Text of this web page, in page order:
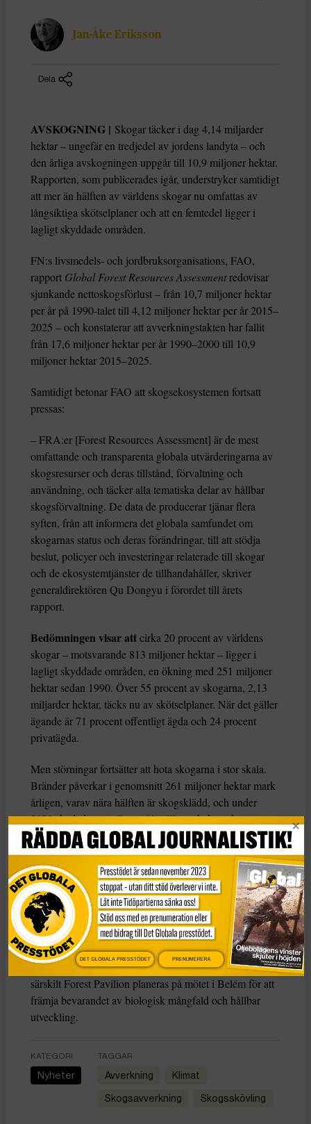
Jan-Åke Eriksson
Dela
AVSKOGNING | Skogar täcker i dag 4,14 miljarder
hektar – ungefär en tredjedel av jordens landyta – och
den årliga avskogningen uppgår till 10,9 miljoner hektar.
Rapporten, som publicerades igår, understryker samtidigt
att mer än hälften av världens skogar nu omfattas av
långsiktiga skötselplaner och att en femtedel ligger i
lagligt skyddade områden.
FN:s livsmedels- och jordbruksorganisations, FAO,
rapport Global Forest Resources Assessmentredovisar
sjunkande nettoskogsförlust – från 10,7 miljoner hektar
per år på 1990-talet till 4,12 miljoner hektar per år 2015–
2025 – och konstaterar att avverkningstakten har fallit
från 17,6 miljoner hektar per år 1990–2000 till 10,9
miljoner hektar 2015–2025.
Samtidigt betonar FAO att skogsekosystemen fortsatt
pressas:
– FRA:er [Forest Resources Assessment] är de mest
omfattande och transparenta globala utvärderingarna av
skogsresurser och deras tillstånd, förvaltning och
användning, och täcker alla tematiska delar av hållbar
skogsförvaltning. De data de producerar tjänar flera
syften, från att informera det globala samfundet om
skogarnas status och deras förändringar, till att stödja
beslut, policyer och investeringar relaterade till skogar
och de ekosystemtjänster de tillhandahåller, skriver
generaldirektören Qu Dongyu i förordet till årets
rapport.
Bedömningen visar attcirka 20 procent av världens
skogar – motsvarande 813 miljoner hektar – ligger i
lagligt skyddade områden, en ökning med 251 miljoner
hektar sedan 1990. Över 55 procent av skogarna, 2,13
miljarder hektar, täcks nu av skötselplaner. När det gäller
ägande är 71 procent offentligt ägda och 24 procent
privatägda.
Men störningar fortsätter att hota skogarna i stor skala.
Bränder påverkar i genomsnitt 261 miljoner hektar mark
årligen, varav nära hälften är skogsklädd, och under
2020 skadades ytterligare 41 miljoner hektar skog av
insekter, sjukdomar och extrema väderhändelser. De
senaste oberoende uppföljningarna inför klimatmötet i
Belém pekar också på att 8,1 miljoner hektar skog
förlorades globalt under 2024 – en nivå som ligger 63
procent över den nivå som krävs för att stoppa
avskogningen till 2030.
Inför FN:s klimatkonferens COP30 i Brasilien nästa
månad lyfts skogarnas roll i klimatarbetet ytterligare. Ett
särskilt Forest Pavilion planeras på mötet i Belém för att
främja bevarandet av biologisk mångfald och hållbar
utveckling.
KATEGORI
Nyheter
TAGGAR
avverkning Klimat
skogsavverkning skogsskövling
DET GLOBALA PRESSTÖDET PRENUMERERA